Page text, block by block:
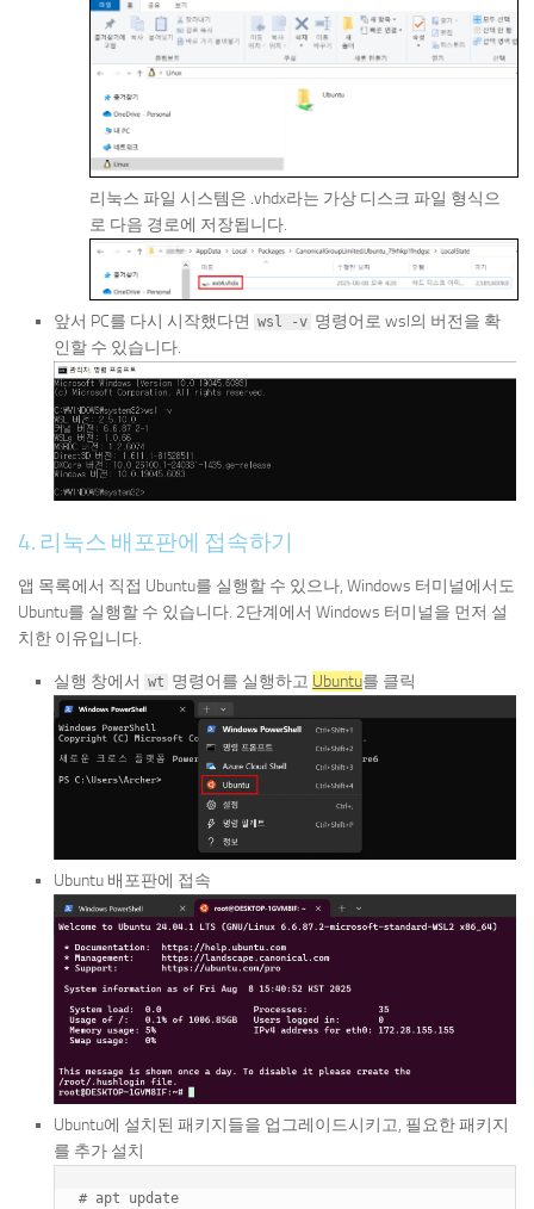
리눅스 파일 시스템은 .vhdx라는 가상 디스크 파일 형식으
로 다음 경로에 저장됩니다.
앞서 PC를 다시 시작했다면 wsl -v 명령어로 wsl의 버전을 확
인할 수 있습니다.
4. 리눅스 배포판에 접속하기
앱 목록에서 직접 Ubuntu를 실행할 수 있으나, Windows 터미널에서도
Ubuntu를 실행할 수 있습니다. 2단계에서 Windows 터미널을 먼저 설
치한 이유입니다.
실행 창에서 wt 명령어를 실행하고 Ubuntu를 클릭
Ubuntu 배포판에 접속
Ubuntu에 설치된 패키지들을 업그레이드시키고, 필요한 패키지
를 추가 설치
# apt update